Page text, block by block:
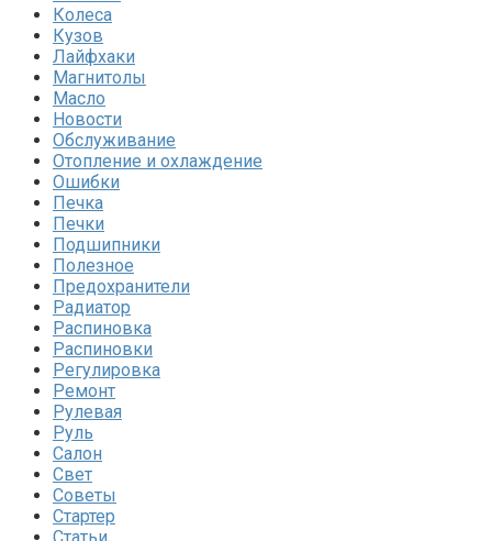
Колеса
Кузов
Лайфхаки
Магнитолы
Масло
Новости
Обслуживание
Отопление и охлаждение
Ошибки
Печка
Печки
Подшипники
Полезное
Предохранители
Радиатор
Распиновка
Распиновки
Регулировка
Ремонт
Рулевая
Руль
Салон
Свет
Советы
Стартер
Статьи